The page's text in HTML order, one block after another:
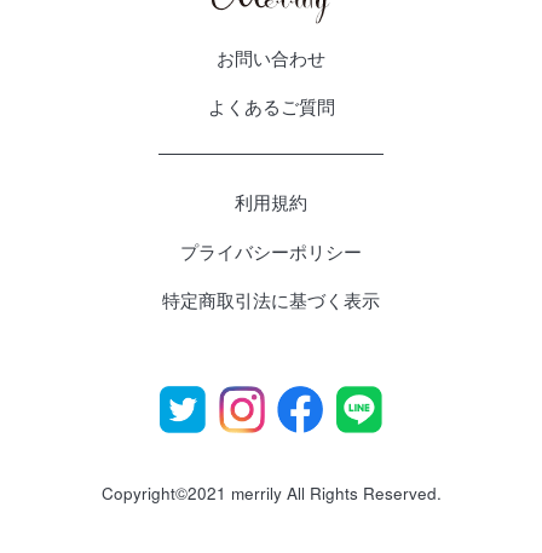
お問い合わせ
よくあるご質問
利用規約
プライバシーポリシー
特定商取引法に基づく表示
Copyright©2021 merrily All Rights Reserved.